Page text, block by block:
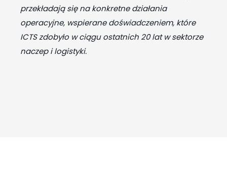
przekładają się na konkretne działania
operacyjne, wspierane doświadczeniem, które
ICTS zdobyło w ciągu ostatnich 20 lat w sektorze
naczep i logistyki.